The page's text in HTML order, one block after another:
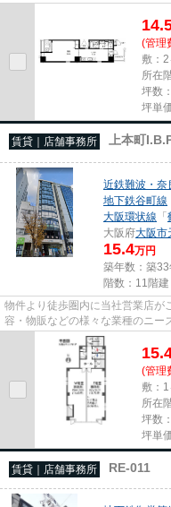
150mです。11階建てで、街並...
(管理
敷：
所在
坪数
坪単
賃貸｜店舗事務所 上本町
近鉄難波・奈
地下鉄谷町線
大阪環状線 「
大阪府大阪市
15.4万円
築年数：築33
階数：11階建
物件より徒歩圏内に当社営業店が
容・物販などの様々な業種のニー
尚、弊社ではおとり広告は一切...
(管理
敷：
所在
坪数
坪単
賃貸｜店舗事務所 RE-011